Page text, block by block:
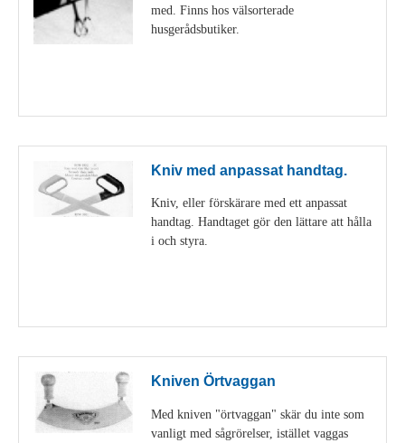
med. Finns hos välsorterade
husgerådsbutiker.
Kniv med anpassat handtag.
Kniv, eller förskärare med ett anpassat
handtag. Handtaget gör den lättare att hålla
i och styra.
Kniven Örtvaggan
Med kniven "örtvaggan" skär du inte som
vanligt med sågrörelser, istället vaggas